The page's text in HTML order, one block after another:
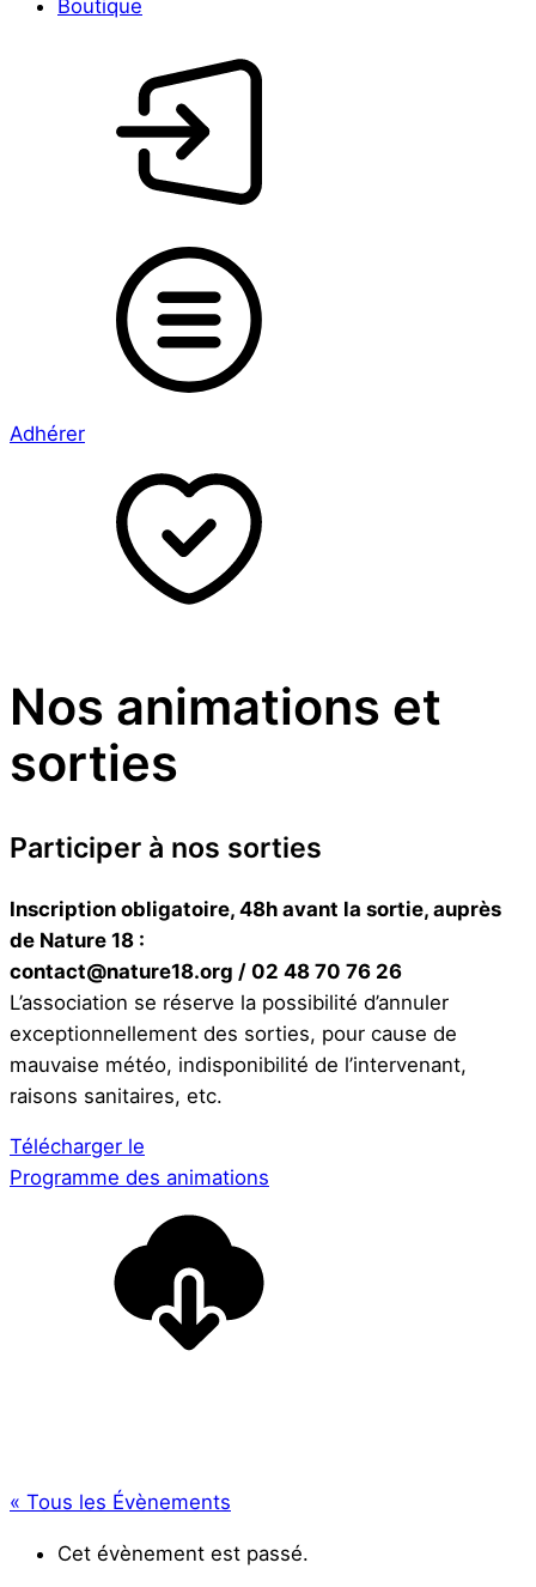
Boutique
Adhérer
Nos animations et
sorties
Participer à nos sorties
Inscription obligatoire, 48h avant la sortie, auprès
de Nature 18 :
contact@nature18.org / 02 48 70 76 26
L’association se réserve la possibilité d’annuler
exceptionnellement des sorties, pour cause de
mauvaise météo, indisponibilité de l’intervenant,
raisons sanitaires, etc.
Télécharger le
Programme des animations
« Tous les Évènements
Cet évènement est passé.